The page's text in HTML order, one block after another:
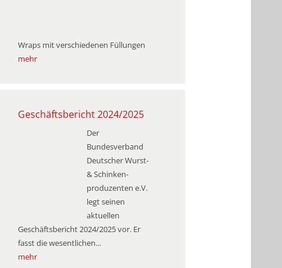
Wraps mit verschiedenen Füllungen
mehr
Geschäftsbericht 2024/2025
Der
Bundesverband
Deutscher Wurst-
& Schinken­
produzenten e.V.
legt seinen
aktuellen
Geschäftsbericht 2024/2025 vor. Er
fasst die wesentlichen...
mehr